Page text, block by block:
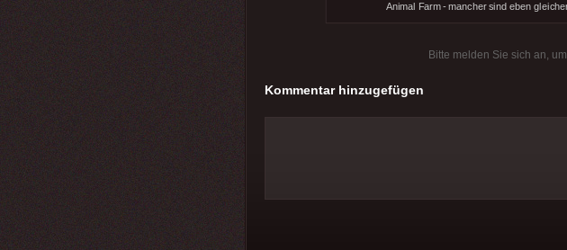
Animal Farm - mancher sind eben
Bitte melden Sie sich an,
Kommentar hinzugefügen